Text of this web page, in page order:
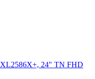
24" TN FHD